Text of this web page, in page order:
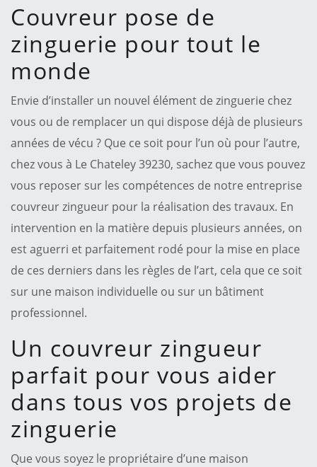
Couvreur pose de
zinguerie pour tout le
monde
Envie d’installer un nouvel élément de zinguerie chez
vous ou de remplacer un qui dispose déjà de plusieurs
années de vécu ? Que ce soit pour l’un où pour l’autre,
chez vous à Le Chateley 39230, sachez que vous pouvez
vous reposer sur les compétences de notre entreprise
couvreur zingueur pour la réalisation des travaux. En
intervention en la matière depuis plusieurs années, on
est aguerri et parfaitement rodé pour la mise en place
de ces derniers dans les règles de l’art, cela que ce soit
sur une maison individuelle ou sur un bâtiment
professionnel.
Un couvreur zingueur
parfait pour vous aider
dans tous vos projets de
zinguerie
Que vous soyez le propriétaire d’une maison